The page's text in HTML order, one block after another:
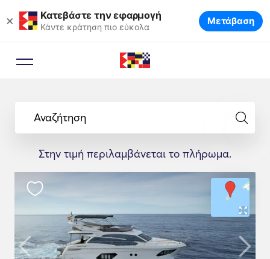
× Κατεβάστε την εφαρμογή
Κάντε κράτηση πιο εύκολα Μετάβαση
Αναζήτηση
Στην τιμή περιλαμβάνεται το πλήρωμα.